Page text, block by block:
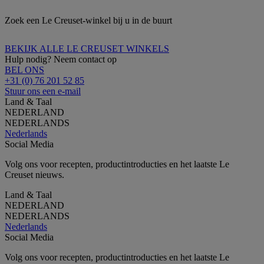
Zoek een Le Creuset-winkel bij u in de buurt
BEKIJK ALLE LE CREUSET WINKELS
Hulp nodig? Neem contact op
BEL ONS
+31 (0) 76 201 52 85
Stuur ons een e-mail
Land & Taal
NEDERLAND
NEDERLANDS
Nederlands
Social Media
Volg ons voor recepten, productintroducties en het laatste Le
Creuset nieuws.
Land & Taal
NEDERLAND
NEDERLANDS
Nederlands
Social Media
Volg ons voor recepten, productintroducties en het laatste Le